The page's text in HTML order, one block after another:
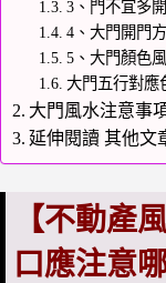
3、門不宜多開
4、大門開門
5、大門顏色
大門五行對應
大門風水注意事
延伸閱讀 其他文
【不動產
口應注意